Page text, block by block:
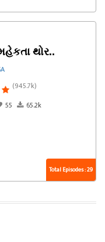
થોર..
(945.7k)
55 65.2k
Total Episodes : 29